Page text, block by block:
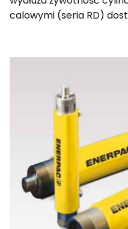
calowymi (seria RD)